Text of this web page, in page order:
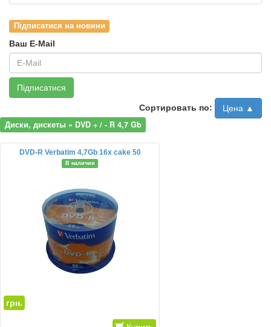
Підписатися на новини
Ваш E-Mail
Підписатися
Сортировать по: Цена ▲
Диски, дискеты » DVD + / - R 4,7 Gb
DVD-R Verbatim 4,7Gb 16x cake 50
В наличии
грн.